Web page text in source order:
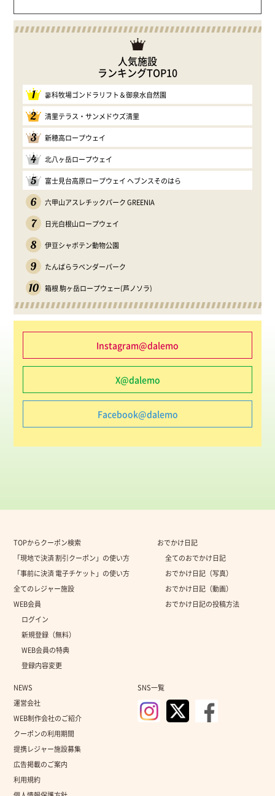
人気施設
ランキングTOP10
1 蓼科牧場ゴンドラリフト＆御泉水自然園
2 清里テラス・サンメドウズ清里
3 新穂高ロープウェイ
4 北八ヶ岳ロープウェイ
5 富士見台高原ロープウェイ ヘブンスそのはら
6 六甲山アスレチックパーク GREENIA
7 日光白根山ロープウェイ
8 伊豆シャボテン動物公園
9 たんばらラベンダーパーク
10 箱根 駒ヶ岳ロープウェー(芦ノソラ)
Instagram@dalemo
X@dalemo
Facebook@dalemo
TOPからクーポン検索
「現地で決済 割引クーポン」の使い方
「事前に決済 電子チケット」の使い方
全てのレジャー施設
WEB会員
ログイン
新規登録（無料）
WEB会員の特典
登録内容変更
おでかけ日記
全てのおでかけ日記
おでかけ日記（写真）
おでかけ日記（動画）
おでかけ日記の投稿方法
NEWS
運営会社
WEB制作会社のご紹介
クーポンの利用期間
提携レジャー施設募集
広告掲載のご案内
利用規約
SNS一覧